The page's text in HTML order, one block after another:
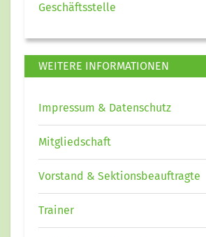
Geschäftsstelle
WEITERE INFORMATIONEN
Impressum & Datenschutz
Mitgliedschaft
Vorstand & Sektionsbeauftragte
Trainer